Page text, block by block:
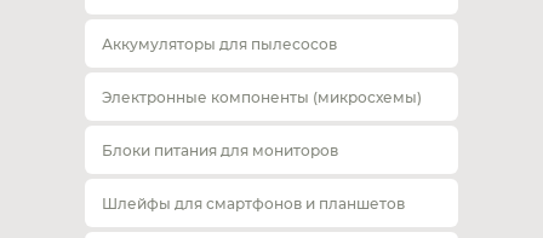
Аккумуляторы для пылесосов
Электронные компоненты (микросхемы)
Блоки питания для мониторов
Шлейфы для смартфонов и планшетов